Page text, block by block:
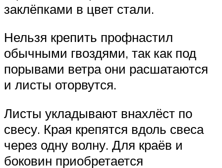
заклёпками в цвет стали.
Нельзя крепить профнастил
обычными гвоздями, так как под
порывами ветра они расшатаются
и листы оторвутся.
Листы укладывают внахлёст по
свесу. Края крепятся вдоль свеса
через одну волну. Для краёв и
боковин приобретается